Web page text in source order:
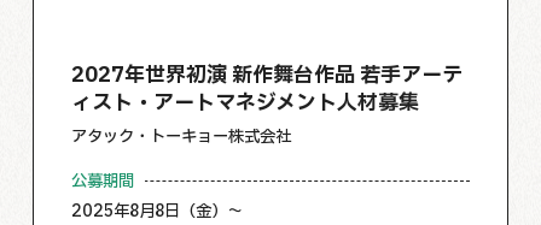
2027年世界初演 新作舞台作品 若手アーテ
ィスト・アートマネジメント人材募集
アタック・トーキョー株式会社
公募期間
2025年8月8日（金）～